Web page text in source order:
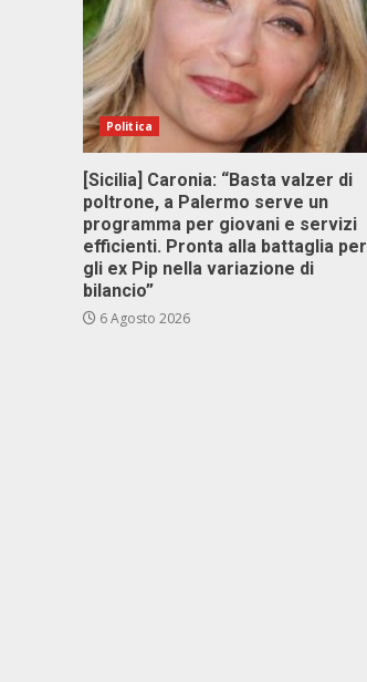
Politica
[Sicilia] Caronia: “Basta valzer di
poltrone, a Palermo serve un
programma per giovani e servizi
efficienti. Pronta alla battaglia per
gli ex Pip nella variazione di
bilancio”
6 Agosto 2026